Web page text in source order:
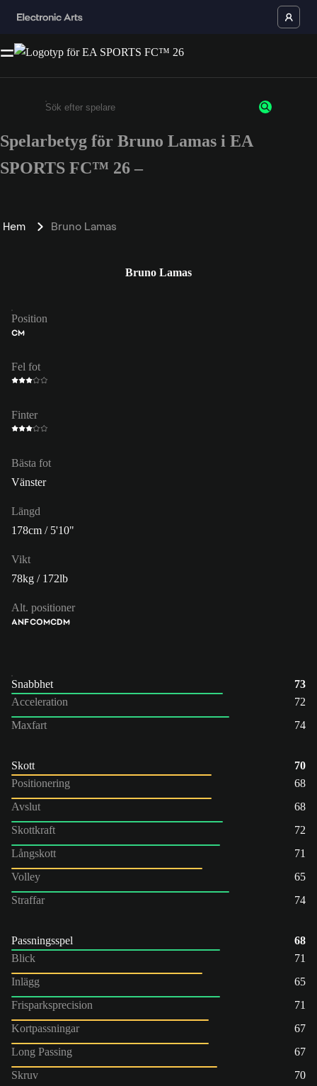
Ange minst 3 tecken eller siffror
Spelarbetyg för Bruno Lamas i EA
SPORTS FC™ 26 –
Hem Bruno Lamas
Bruno Lamas
Position
CM
Fel fot
Finter
Bästa fot
Vänster
Längd
178cm / 5'10"
Vikt
78kg / 172lb
Alt. positioner
ANFCOMCDM
Snabbhet
73
Acceleration
72
Maxfart
74
Skott
70
Positionering
68
Avslut
68
Skottkraft
72
Långskott
71
Volley
65
Straffar
74
Passningsspel
68
Blick
71
Inlägg
65
Frisparksprecision
71
Kortpassningar
67
Long Passing
67
Skruv
70